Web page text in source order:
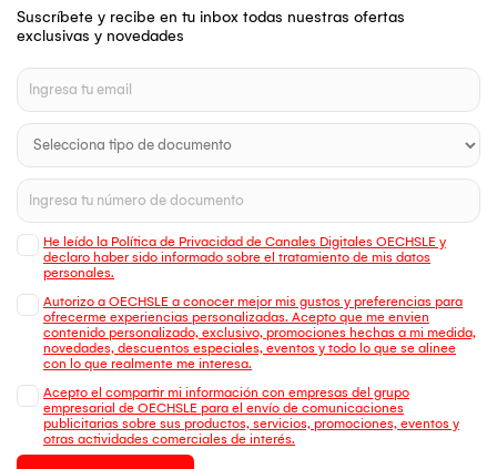
Suscríbete y recibe en tu inbox todas nuestras ofertas
exclusivas y novedades
He leído la Política de Privacidad de Canales Digitales OECHSLE y
declaro haber sido informado sobre el tratamiento de mis datos
personales.
Autorizo a OECHSLE a conocer mejor mis gustos y preferencias para
ofrecerme experiencias personalizadas. Acepto que me envien
contenido personalizado, exclusivo, promociones hechas a mi medida,
novedades, descuentos especiales, eventos y todo lo que se alinee
con lo que realmente me interesa.
Acepto el compartir mi información con empresas del grupo
empresarial de OECHSLE para el envío de comunicaciones
publicitarias sobre sus productos, servicios, promociones, eventos y
otras actividades comerciales de interés.